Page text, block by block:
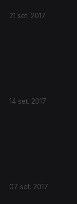
21 set. 2017
14 set. 2017
07 set. 2017